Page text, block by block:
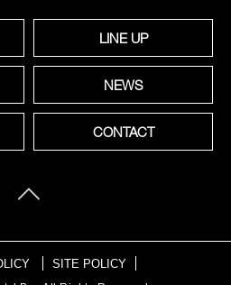
LINE UP
NEWS
CONTACT
SITE POLICY